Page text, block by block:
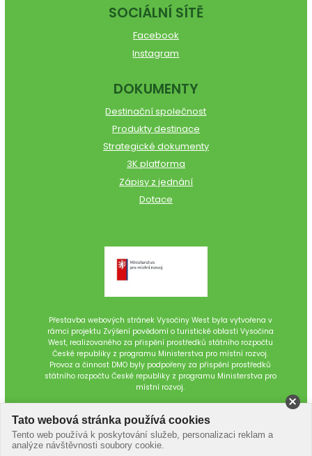
SOCIÁLNÍ SÍTĚ
Facebook
Instagram
DOKUMENTY
Destinační společnost
Produkty destinace
Strategické dokumenty
3K platforma
Zápisy z jednání
Dotace
Přestavba webových stránek Vysočiny West byla vytvořena v
rámci projektu Zvýšení povědomí o turistické oblasti Vysočina
West, realizovaného za přispění prostředků státního rozpočtu
České republiky z programu Ministerstva pro místní rozvoj.
Provoz a činnost DMO byly podpořeny za přispění prostředků
státního rozpočtu České republiky z programu Ministerstva pro
místní rozvoj.
Tato webová stránka používá cookies
Tento web používá k poskytování služeb, personalizaci reklam a
analýze návštěvnosti soubory cookie.